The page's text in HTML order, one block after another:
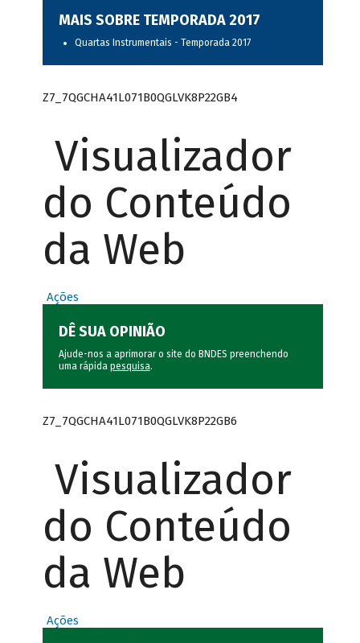
MAIS SOBRE TEMPORADA 2017
Quartas Instrumentais - Temporada 2017
Z7_7QGCHA41L071B0QGLVK8P22GB4
Visualizador
do Conteúdo
da Web
Ações
DÊ SUA OPINIÃO
Ajude-nos a aprimorar o site do BNDES preenchendo
uma rápida pesquisa.
Z7_7QGCHA41L071B0QGLVK8P22GB6
Visualizador
do Conteúdo
da Web
Ações